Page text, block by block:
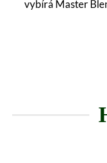
vybírá Master